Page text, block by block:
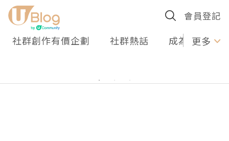
會員登記
社群創作有價企劃 社群熱話 成為U更多